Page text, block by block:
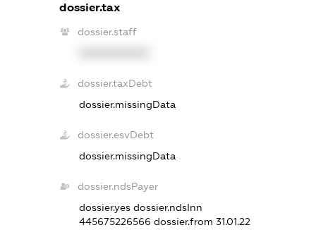
dossier.tax
dossier.staff
dossier.taxDebt
dossier.missingData
dossier.esvDebt
dossier.missingData
dossier.ndsPayer
dossier.yesdossier.ndsInn
445675226566dossier.from 31.01.22